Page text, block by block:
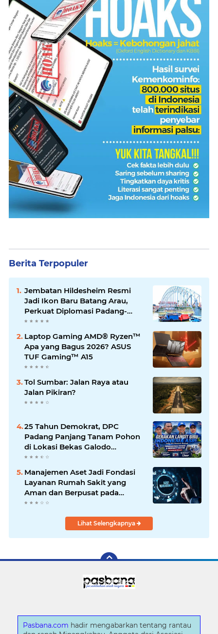
Berita Terpopuler
Jembatan Hildesheim Resmi
Jadi Ikon Baru Batang Arau,
Perkuat Diplomasi Padang-
Jerman
Laptop Gaming AMD® Ryzen™
Apa yang Bagus 2026? ASUS
TUF Gaming™ A15
Tol Sumbar: Jalan Raya atau
Jalan Pikiran?
25 Tahun Demokrat, DPC
Padang Panjang Tanam Pohon
di Lokasi Bekas Galodo
Jembatan Kembar dan Gelar
Pemeriksaan Kesehatan Gratis
Manajemen Aset Jadi Fondasi
Layanan Rumah Sakit yang
Aman dan Berpusat pada
Pasien
Lihat Selengkapnya
Pasbana.com hadir mengabarkan tentang rantau